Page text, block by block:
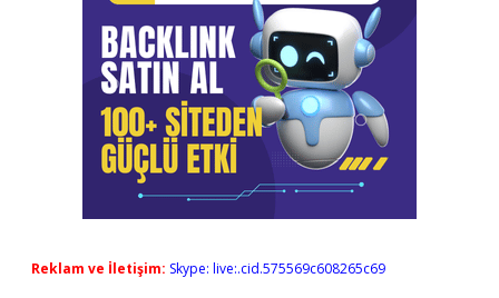
Reklam ve İletişim: Skype: live:.cid.575569c608265c69